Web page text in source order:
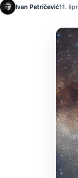
Ivan Petričević11.